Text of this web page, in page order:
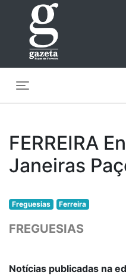
FERREIRA
Janeiras
Freguesias Ferreira
FREGUESIAS
Notícias publicadas na